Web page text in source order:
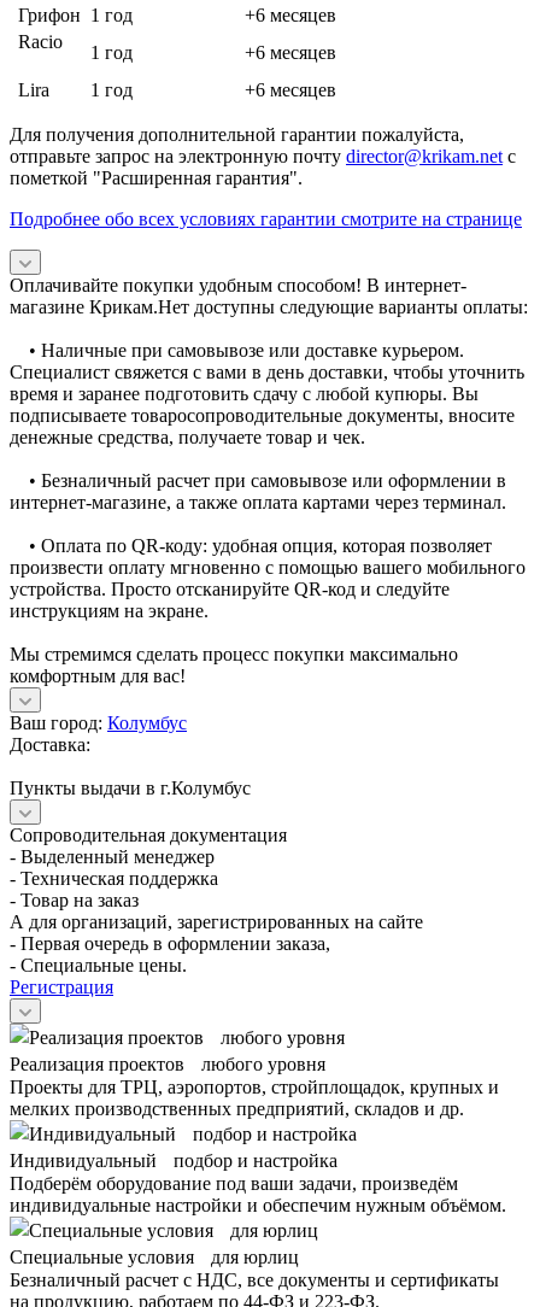
Грифон 1 год
+6 месяцев
Racio
1 год
+6 месяцев
Lira
1 год +6 месяцев
Для получения дополнительной гарантии пожалуйста,
отправьте запрос на электронную почту director@krikam.net с
пометкой "Расширенная гарантия".
Подробнее обо всех условиях гарантии смотрите на странице
Оплачивайте покупки удобным способом! В интернет-
магазине Крикам.Нет доступны следующие варианты оплаты:
• Наличные при самовывозе или доставке курьером.
Специалист свяжется с вами в день доставки, чтобы уточнить
время и заранее подготовить сдачу с любой купюры. Вы
подписываете товаросопроводительные документы, вносите
денежные средства, получаете товар и чек.
• Безналичный расчет при самовывозе или оформлении в
интернет-магазине, а также оплата картами через терминал.
• Оплата по QR-коду: удобная опция, которая позволяет
произвести оплату мгновенно с помощью вашего мобильного
устройства. Просто отсканируйте QR-код и следуйте
инструкциям на экране.
Мы стремимся сделать процесс покупки максимально
комфортным для вас!
Ваш город: Колумбус
Доставка:
Пункты выдачи в г.Колумбус
Сопроводительная документация
- Выделенный менеджер
- Техническая поддержка
- Товар на заказ
А для организаций, зарегистрированных на сайте
- Первая очередь в оформлении заказа,
- Специальные цены.
Регистрация
Реализация проектов любого уровня
Проекты для ТРЦ, аэропортов, стройплощадок, крупных и
мелких производственных предприятий, складов и др.
Индивидуальный подбор и настройка
Подберём оборудование под ваши задачи, произведём
индивидуальные настройки и обеспечим нужным объёмом.
Специальные условия для юрлиц
Безналичный расчет с НДС, все документы и сертификаты
на продукцию, работаем по 44-ФЗ и 223-ФЗ.